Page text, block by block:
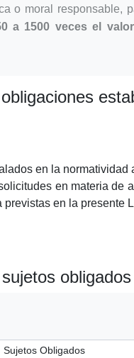
o moral responsable,
a 1500 veces el
en la normatividad
en materia de
en la presente
obligados